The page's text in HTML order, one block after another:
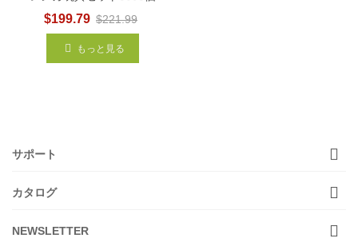
$199.79 $221.99
もっと見る
サポート
カタログ
NEWSLETTER